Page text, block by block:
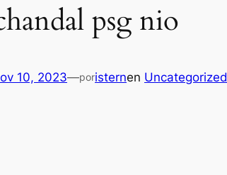
psg nio
10, 2023—poristernen Uncategorized